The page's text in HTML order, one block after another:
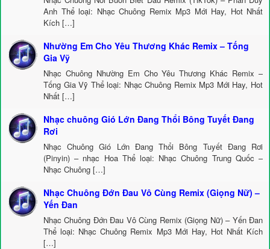
Anh Thể loại: Nhạc Chuông Remix Mp3 Mới Hay, Hot Nhất
Kích […]
Nhường Em Cho Yêu Thương Khác Remix – Tống
Gia Vỹ
Nhạc Chuông Nhường Em Cho Yêu Thương Khác Remix –
Tống Gia Vỹ Thể loại: Nhạc Chuông Remix Mp3 Mới Hay, Hot
Nhất […]
Nhạc chuông Gió Lớn Đang Thổi Bông Tuyết Đang
Rơi
Nhạc Chuông Gió Lớn Đang Thổi Bông Tuyết Đang Rơi
(Pinyin) – nhạc Hoa Thể loại: Nhạc Chuông Trung Quốc –
Nhạc Chuông […]
Nhạc Chuông Đớn Đau Vô Cùng Remix (Giọng Nữ) –
Yến Đan
Nhạc Chuông Đớn Đau Vô Cùng Remix (Giọng Nữ) – Yến Đan
Thể loại: Nhạc Chuông Remix Mp3 Mới Hay, Hot Nhất Kích
[…]